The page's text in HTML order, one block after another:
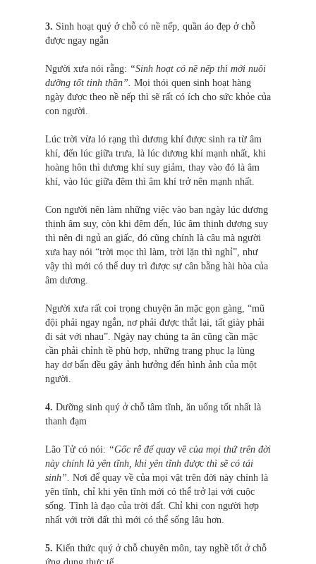
3. Sinh hoạt quý ở chỗ có nề nếp, quần áo đẹp ở chỗ
được ngay ngắn
Người xưa nói rằng: “Sinh hoạt có nề nếp thì mới nuôi
dưỡng tốt tinh thần”. Mọi thói quen sinh hoạt hàng
ngày được theo nề nếp thì sẽ rất có ích cho sức khỏe của
con người.
Lúc trời vừa ló rạng thì dương khí được sinh ra từ âm
khí, đến lúc giữa trưa, là lúc dương khí mạnh nhất, khi
hoàng hôn thì dương khí suy giảm, thay vào đó là âm
khí, vào lúc giữa đêm thì âm khí trở nên mạnh nhất.
Con người nên làm những việc vào ban ngày lúc dương
thịnh âm suy, còn khi đêm đến, lúc âm thịnh dương suy
thì nên đi ngủ an giấc, đó cũng chính là câu mà người
xưa hay nói “trời mọc thì làm, trời lặn thì nghỉ”, như
vậy thì mới có thể duy trì được sự cân bằng hài hòa của
âm dương.
Người xưa rất coi trọng chuyện ăn mặc gọn gàng, “mũ
đội phải ngay ngắn, nơ phải được thắt lại, tất giày phải
đi sát với nhau”. Ngày nay chúng ta ăn cũng cần mặc
cần phải chỉnh tề phù hợp, những trang phục lạ lùng
hay dơ bẩn đều gây ảnh hưởng đến hình ảnh của một
người.
4. Dưỡng sinh quý ở chỗ tâm tĩnh, ăn uống tốt nhất là
thanh đạm
Lão Tử có nói: “Gốc rễ để quay về của mọi thứ trên đời
này chính là yên tĩnh, khi yên tĩnh được thì sẽ có tái
sinh”. Nơi để quay về của mọi vật trên đời này chính là
yên tĩnh, chỉ khi yên tĩnh mới có thể trở lại với cuộc
sống. Tĩnh là đạo của trời đất. Chỉ khi con người hợp
nhất với trời đất thì mới có thể sống lâu hơn.
5. Kiến thức quý ở chỗ chuyên môn, tay nghề tốt ở chỗ